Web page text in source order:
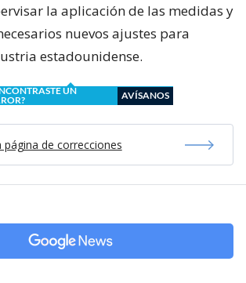
la aplicación de las medidas y
nuevos ajustes para
estadounidense.
UN
AVÍSANOS
página de correcciones